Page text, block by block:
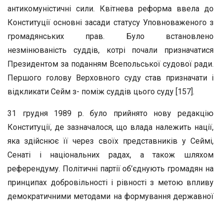
антикомуністичні сили. Квітнева реформа ввела до
Конституції основні засади статусу Уповноваженого з
громадянських прав. Було встановлено
незмінюваність суддів, котрі почали призначатися
Президентом за поданням Всепольської судової ради.
Першого голову Верховного суду став призначати і
відкликати Сейм з- поміж суддів цього суду [157].
31 грудня 1989 р. було прийнято нову редакцію
Конституції, де зазначалося, що влада належить нації,
яка здійснює її через своїх представників у Сеймі,
Сенаті і національних радах, а також шляхом
референдуму. Політичні партії об’єднують громадян на
принципах добровільності і рівності з метою впливу
демократичними методами на формування державної